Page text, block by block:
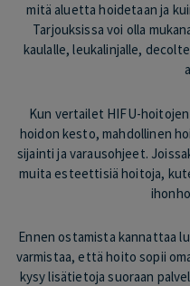
mitä aluetta hoidetaan ja
Tarjouksissa voi olla
kaulalle, leukalinjalle,
Kun vertailet HIFU-
hoidon kesto, mahdollinen
sijainti ja varausohjeet.
muita esteettisiä hoitoja,
Ennen ostamista kannattaa
varmistaa, että hoito sopii
kysy lisätietoja suoraan